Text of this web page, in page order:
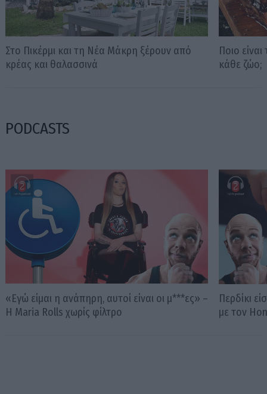
Στο Πικέρμι και τη Νέα Μάκρη ξέρουν από
κρέας και θαλασσινά
Ποιο
κάθε ζώο;
PODCASTS
«Εγώ είμαι η ανάπηρη, αυτοί είναι οι μ***ες» –
Η Maria Rolls χωρίς φίλτρο
Περδίκι
με τον